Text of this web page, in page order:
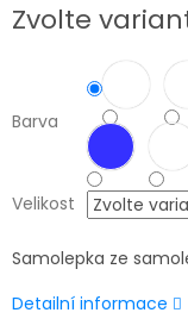
cena:
Zvolte
Barva
Velikost
Samolepka ze
Detailní informace